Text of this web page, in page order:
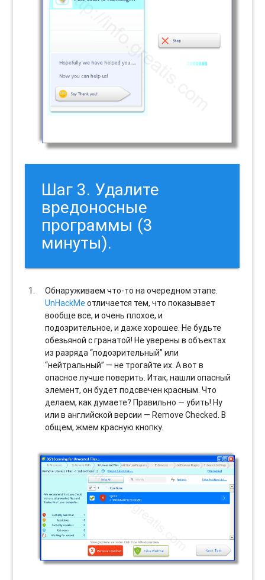
Шаг 3. Удалите
вредоносные
программы (3
минуты).
Обнаруживаем что-то на очередном этапе.
UnHackMeотличается тем, что показывает
вообще все, и очень плохое, и
подозрительное, и даже хорошее. Не будьте
обезьяной с гранатой! Не уверены в объектах
из разряда “подозрительный” или
“нейтральный” — не трогайте их. А вот в
опасное лучше поверить. Итак, нашли опасный
элемент, он будет подсвечен красным. Что
делаем, как думаете? Правильно — убить! Ну
или в английской версии — Remove Checked. В
общем, жмем красную кнопку.